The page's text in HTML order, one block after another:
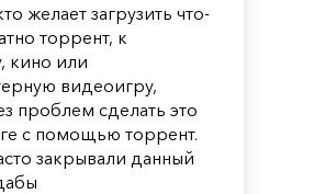
желает загрузить что-
торрент, к
кино или
видеоигру,
проблем сделать это
с помощью торрент.
закрывали данный